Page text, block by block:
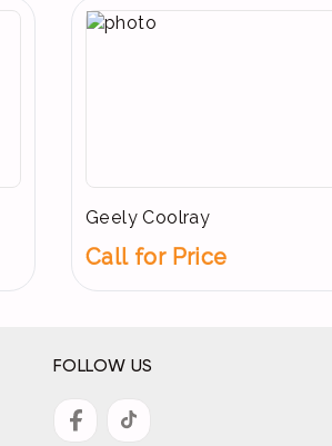
Geely Coolray
Call for Price
FOLLOW US